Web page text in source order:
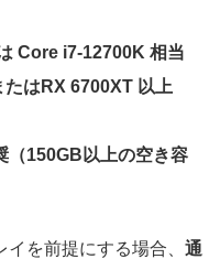
Core i7-12700K 相当
はRX 6700XT 以上
（150GB以上の空き容
を前提にする場合、 通